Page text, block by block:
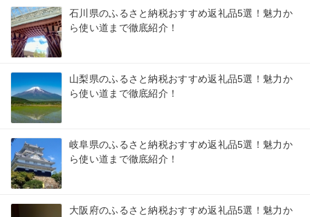
石川県のふるさと納税おすすめ返礼品5選！魅力か
ら使い道まで徹底紹介！
山梨県のふるさと納税おすすめ返礼品5選！魅力か
ら使い道まで徹底紹介！
岐阜県のふるさと納税おすすめ返礼品5選！魅力か
ら使い道まで徹底紹介！
大阪府のふるさと納税おすすめ返礼品5選！魅力か